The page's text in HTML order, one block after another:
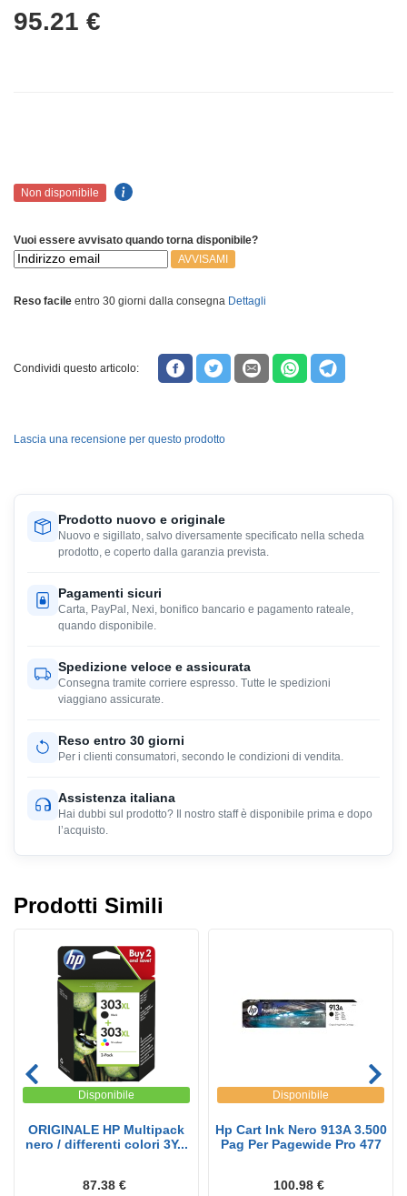
95.21 €
Non disponibile
Vuoi essere avvisato quando torna disponibile?
AVVISAMI
Reso facile entro 30 giorni dalla consegna Dettagli
Condividi questo articolo:
Lascia una recensione per questo prodotto
Prodotto nuovo e originale
Nuovo e sigillato, salvo diversamente specificato nella scheda
prodotto, e coperto dalla garanzia prevista.
Pagamenti sicuri
Carta, PayPal, Nexi, bonifico bancario e pagamento rateale,
quando disponibile.
Spedizione veloce e assicurata
Consegna tramite corriere espresso. Tutte le spedizioni
viaggiano assicurate.
Reso entro 30 giorni
Per i clienti consumatori, secondo le condizioni di vendita.
Assistenza italiana
Hai dubbi sul prodotto? Il nostro staff è disponibile prima e dopo
l’acquisto.
Prodotti Simili
Disponibile
ORIGINALE HP Multipack
nero / differenti colori 3Y...
87.38 €
Disponibile
Hp Cart Ink Nero 913A 3.500
Pag Per Pagewide Pro 477
100.98 €